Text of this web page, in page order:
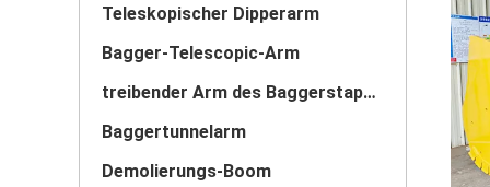
Teleskopischer Dipperarm
Bagger-Telescopic-Arm
treibender Arm des Baggerstapels
Baggertunnelarm
Demolierungs-Boom